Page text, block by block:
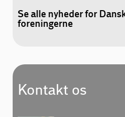
Se alle nyheder for
foreningerne
Kontakt os